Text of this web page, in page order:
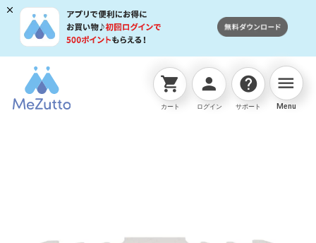
shopping_cart
カート
person
ログイン
help
サポート
menu
Menu
ネットストアTOP ホースジョイント 二方型ﾎｰｽ継手